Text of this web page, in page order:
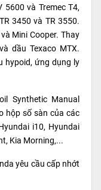
5600 và Tremec T4,
3450 và TR 3550.
Mini Cooper. Thay
dầu Texaco MTX.
hypoid, ứng dụng ly
Synthetic Manual
hộp số sàn của các
i10, Hyundai
Kia Morning,...
yêu cầu cấp nhớt